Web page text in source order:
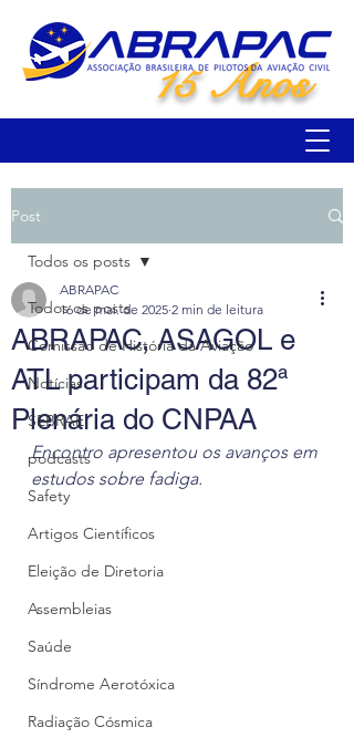
15 Anos
Post
Todos os posts
Comissão de História da Aviação
Notícias
SEBRAE
podcasts
Safety
Artigos Científicos
Eleição de Diretoria
Assembleias
Saúde
Síndrome Aerotóxica
Radiação Cósmica
Todos os posts
ABRAPAC, ASAGOL e
ATL participam da 82ª
Plenária do CNPAA
ABRAPAC
16 de mai. de 2025 2 min de leitura
Encontro apresentou os avanços em
estudos sobre fadiga.